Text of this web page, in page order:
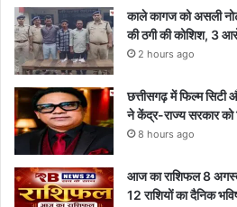
काले कागज को असली
की ठगी की कोशिश, 3
2 hours ago
छत्तीसगढ़ में फिल्म सिटी
ने केंद्र-राज्य सरकार को
8 hours ago
आज का राशिफल 8
12 राशियों का दैनिक